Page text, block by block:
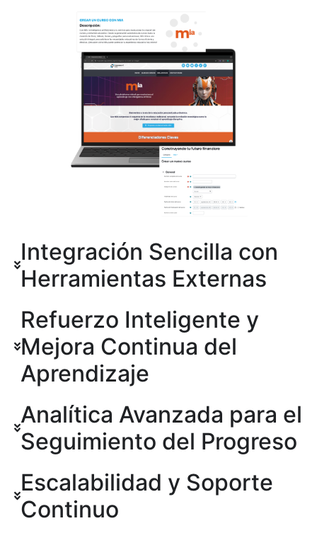
Integración Sencilla con
Herramientas Externas
Refuerzo Inteligente y
Mejora Continua del
Aprendizaje
Analítica Avanzada para el
Seguimiento del Progreso
Escalabilidad y Soporte
Continuo